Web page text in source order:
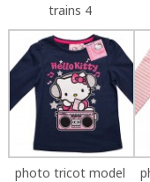
trains 4
photo tricot model